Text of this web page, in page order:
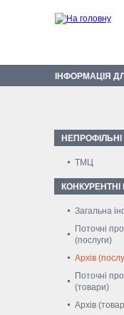
ІНФОРМАЦІЯ
ТМЦ
Загальна
Поточні
(послуги)
Архів
Поточні
(товари)
Архів